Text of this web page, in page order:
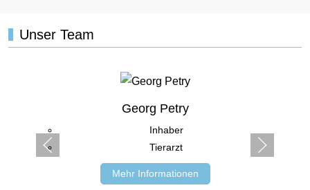
Unser Team
Georg Petry
Inhaber
Tierarzt
Mehr Informationen